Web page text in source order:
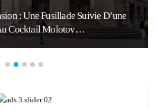
: Une Fusillade Suivie D’une
Cocktail Molotov…